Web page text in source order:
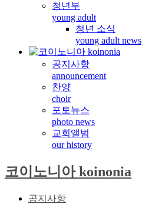
청년부
young adult
청년 소식
young adult news
공지사항
announcement
찬양
choir
포토뉴스
photo news
교회앨범
our history
코이노니아 koinonia
공지사항